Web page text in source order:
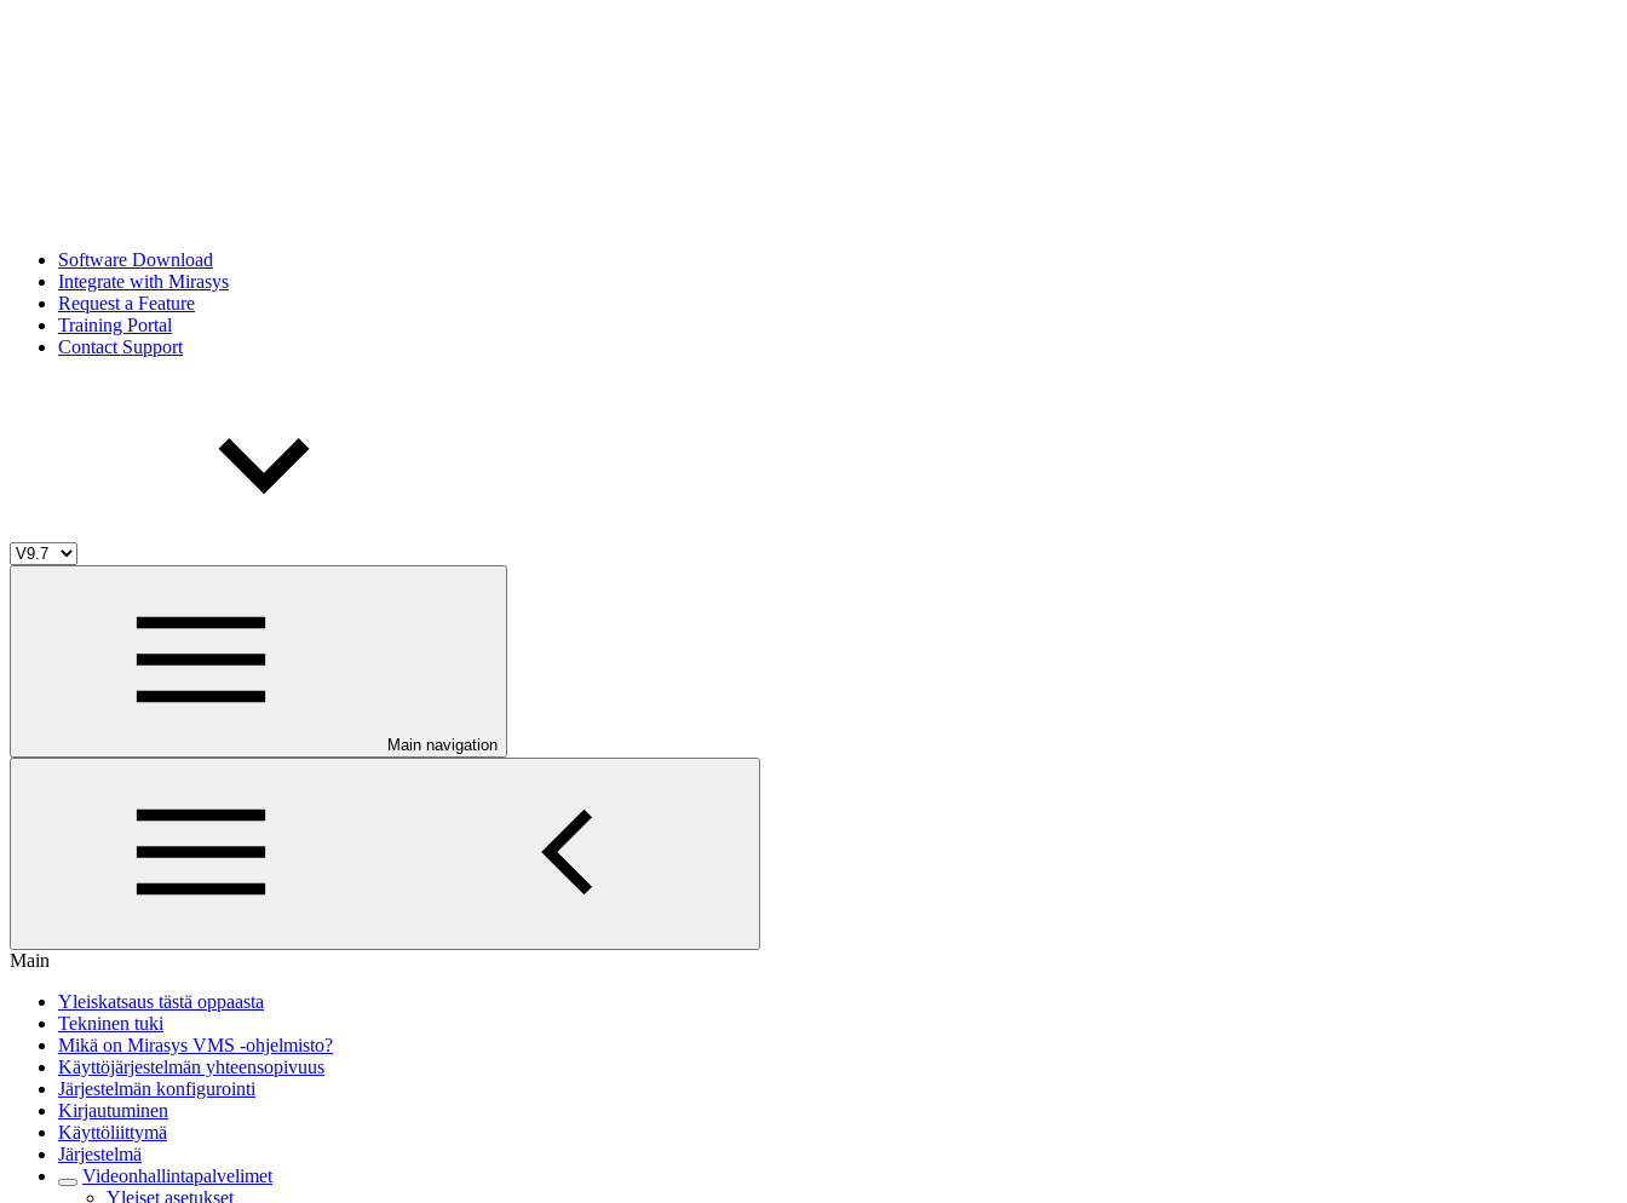
Software Download
Integrate with Mirasys
Request a Feature
Training Portal
Contact Support
Main navigation
Main
Yleiskatsaus tästä oppaasta
Tekninen tuki
Mikä on Mirasys VMS -ohjelmisto?
Käyttöjärjestelmän yhteensopivuus
Järjestelmän konfigurointi
Kirjautuminen
Käyttöliittymä
Järjestelmä
Videonhallintapalvelimet
Yleiset asetukset